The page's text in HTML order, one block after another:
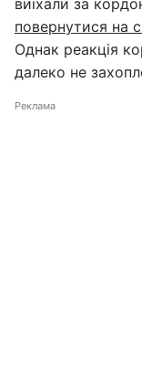
виїхали за
повернутися на
Однак реакція
далеко не
Реклама